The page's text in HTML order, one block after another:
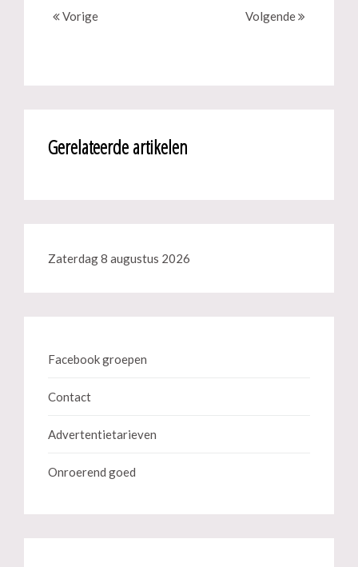
Vorige Volgende
Gerelateerde artikelen
Zaterdag 8 augustus 2026
Facebook groepen
Contact
Advertentietarieven
Onroerend goed